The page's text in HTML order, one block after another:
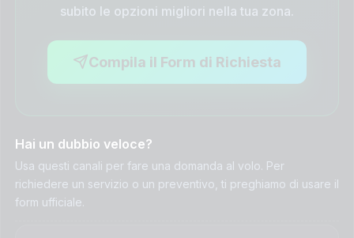
subito le opzioni migliori nella tua zona.
Compila il Form di Richiesta
Hai un dubbio veloce?
Usa questi canali per fare una domanda al volo. Per
richiedere un servizio o un preventivo, ti preghiamo di usare il
form ufficiale.